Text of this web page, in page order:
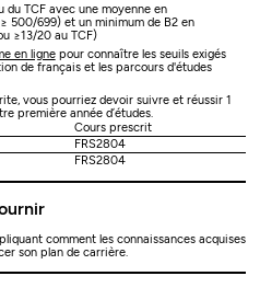
du TCF avec une moyenne en
500/699) et un minimum de B2 en
≥13/20 au TCF)
en lignepour connaître les seuils exigés
de français et les parcours d'études
vous pourriez devoir suivre et réussir 1
première année d’études.
Cours prescrit
FRS2804
FRS2804
comment les connaissances acquises
son plan de carrière.